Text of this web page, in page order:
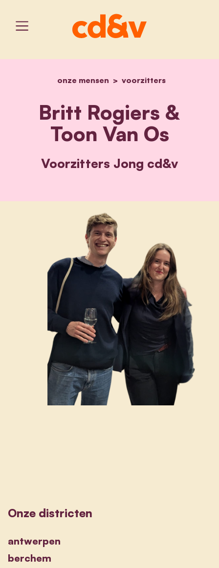
home
onze mensen voorzitters
britt rogiers & toon van
Britt Rogiers &
Toon Van Os
Voorzitters Jong cd&v
Onze districten
antwerpen
berchem